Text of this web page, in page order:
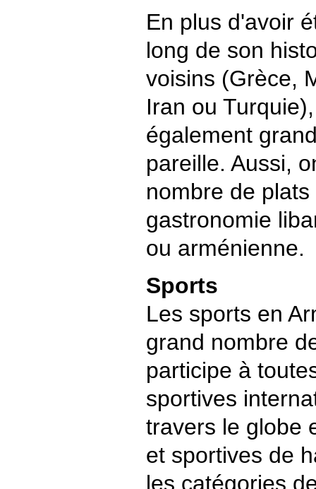
En plus d'avoir
long de son
voisins (Grèce,
Iran ou
également
pareille. Aussi,
nombre de
gastronomie
ou arménienne.
Sports
Les sports en
grand nombre
participe à
sportives
travers le globe
et sportives de
les catégories